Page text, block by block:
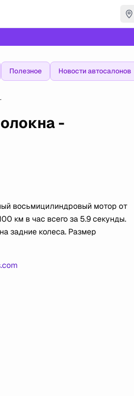
Полезное Новости автосалонов
-
восьмицилиндровый мотор от
км в час всего за 5.9 секунды.
задние колеса. Размер